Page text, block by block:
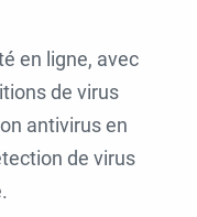
en ligne, avec
de virus
antivirus en
de virus